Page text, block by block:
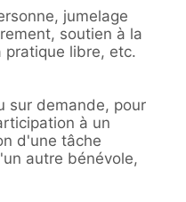
jumelage
soutien à la
pratique libre, etc.
sur demande, pour
à un
d'une tâche
autre bénévole,